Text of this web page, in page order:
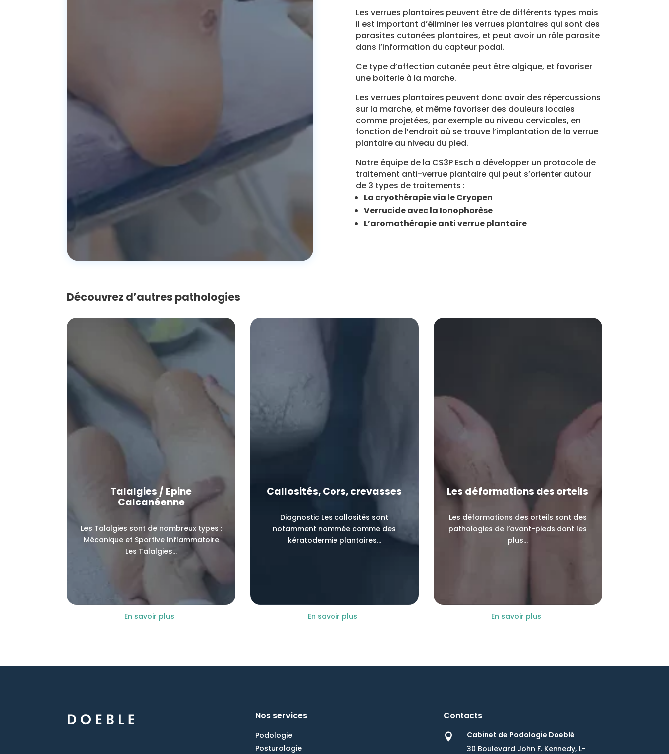
Les verrues plantaires peuvent être de différents types mais
il est important d’éliminer les verrues plantaires qui sont des
parasites cutanées plantaires, et peut avoir un rôle parasite
dans l’information du capteur podal.
Ce type d’affection cutanée peut être algique, et favoriser
une boiterie à la marche.
Les verrues plantaires peuvent donc avoir des répercussions
sur la marche, et même favoriser des douleurs locales
comme projetées, par exemple au niveau cervicales, en
fonction de l’endroit où se trouve l’implantation de la verrue
plantaire au niveau du pied.
Notre équipe de la CS3P Esch a développer un protocole de
traitement anti-verrue plantaire qui peut s’orienter autour
de 3 types de traitements :
La cryothérapie via le Cryopen
Verrucide avec la Ionophorèse
L’aromathérapie anti verrue plantaire
Découvrez d’autres pathologies
Talalgies / Epine
Calcanéenne
Les Talalgies sont de nombreux types :
Mécanique et Sportive Inflammatoire
Les Talalgies...
En savoir plus
Callosités, Cors, crevasses
Diagnostic Les callosités sont
notamment nommée comme des
kératodermie plantaires...
En savoir plus
Les déformations des orteils
Les déformations des orteils sont des
pathologies de l’avant-pieds dont les
plus...
En savoir plus
Nos services
Podologie
Posturologie
Contacts

Cabinet de Podologie Doeblé
30 Boulevard John F. Kennedy, L-